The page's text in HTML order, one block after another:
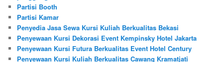
Partisi Booth
Partisi Kamar
Penyedia Jasa Sewa Kursi Kuliah Berkualitas Bekasi
Penyewaan Kursi Dekorasi Event Kempinsky Hotel Jakarta
Penyewaan Kursi Futura Berkualitas Event Hotel Century
Penyewaan Kursi Kuliah Berkualitas Cawang Kramatjati